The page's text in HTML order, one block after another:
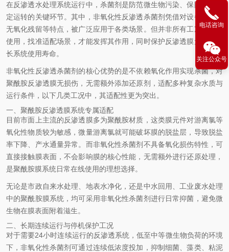
在反渗透水处理系统运行中，杀菌剂是防范微生物污染、保障设备稳
定运转的关键环节。其中，非氧化性反渗透杀菌剂凭借对设备友好、
无氧化残留等特点，被广泛应用于各类场景。但并非所有工况都适合
使用，找准适配场景，才能发挥其作用，同时保护反渗透膜元件，延
长系统使用寿命。
非氧化性反渗透杀菌剂的核心优势的是不依赖氧化作用实现杀菌，对
聚酰胺反渗透膜无损伤，无需额外添加还原剂，适配多种复杂水质与
运行条件，以下几类工况中，其适配性更为突出。
一、聚酰胺反渗透膜系统专属适配
目前市面上主流的反渗透膜多为聚酰胺材质，这类膜元件对游离氯等
氧化性物质较为敏感，微量游离氯就可能破坏膜的脱盐层，导致脱盐
率下降、产水通量异常。而非氧化性杀菌剂不具备氧化损伤特性，可
直接接触膜表面，不会影响膜的核心性能，无需额外进行还原处理，
是聚酰胺膜系统日常在线使用的理想选择。
无论是市政自来水处理、地表水净化，还是中水回用、工业废水处理
中的聚酰胺膜系统，均可采用非氧化性杀菌剂进行日常抑菌，避免微
生物在膜表面附着滋生。
二、长期连续运行与停机保护工况
对于需要24小时连续运行的反渗透系统，低至中等微生物负荷的环境
下，非氧化性杀菌剂可通过连续低浓度投加，抑制细菌、藻类、粘泥
电话咨询
关注公众号